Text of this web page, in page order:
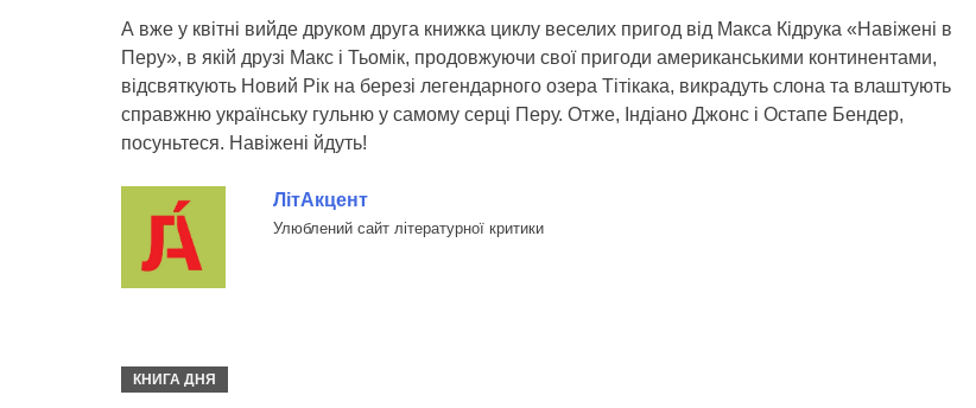
А вже у квітні вийде друком друга книжка циклу веселих пригод від Макса Кідрука «Навіжені в
Перу», в якій друзі Макс і Тьомік, продовжуючи свої пригоди американськими континентами,
відсвяткують Новий Рік на березі легендарного озера Тітікака, викрадуть слона та влаштують
справжню українську гульню у самому серці Перу. Отже, Індіано Джонс і Остапе Бендер,
посуньтеся. Навіжені йдуть!
ЛітАкцент
Улюблений сайт літературної критики
КНИГА ДНЯ